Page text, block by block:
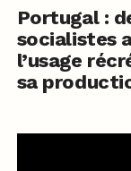
Portugal :
socialistes
l’usage
sa